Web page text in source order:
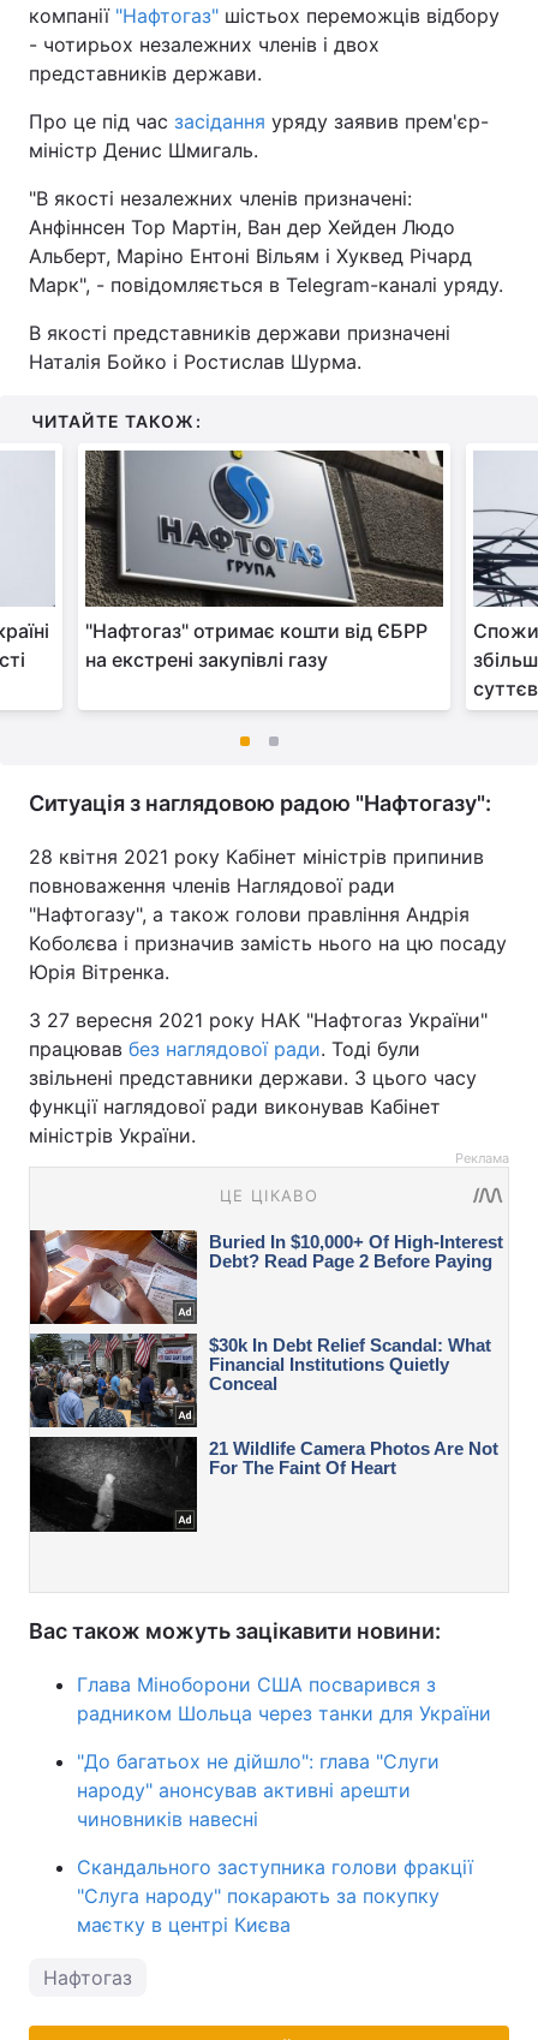
компанії "Нафтогаз" шістьох переможців відбору
- чотирьох незалежних членів і двох
представників держави.
Про це під час засідання уряду заявив прем'єр-
міністр Денис Шмигаль.
"В якості незалежних членів призначені:
Анфіннсен Тор Мартін, Ван дер Хейден Людо
Альберт, Маріно Ентоні Вільям і Хуквед Річард
Марк", - повідомляється в Telegram-каналі уряду.
В якості представників держави призначені
Наталія Бойко і Ростислав Шурма.
ЧИТАЙТЕ ТАКОЖ:
"Нафтогаз" отримає кошти від ЄБРР
на екстрені закупівлі газу
Ситуація з наглядовою радою "Нафтогазу":
28 квітня 2021 року Кабінет міністрів припинив
повноваження членів Наглядової ради
"Нафтогазу", а також голови правління Андрія
Коболєва і призначив замість нього на цю посаду
Юрія Вітренка.
З 27 вересня 2021 року НАК "Нафтогаз України"
працював без наглядової ради. Тоді були
звільнені представники держави. З цього часу
функції наглядової ради виконував Кабінет
міністрів України.
Реклама
Вас також можуть зацікавити новини:
Глава Міноборони США посварився з
радником Шольца через танки для України
"До багатьох не дійшло": глава "Слуги
народу" анонсував активні арешти
чиновників навесні
Скандального заступника голови фракції
"Слуга народу" покарають за покупку
маєтку в центрі Києва
Нафтогаз